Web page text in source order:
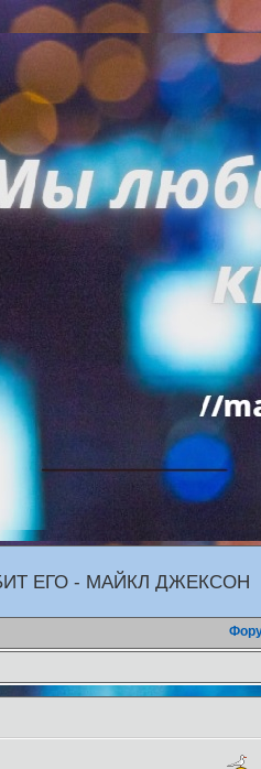
ЕГО - МАЙКЛ ДЖЕКСОН